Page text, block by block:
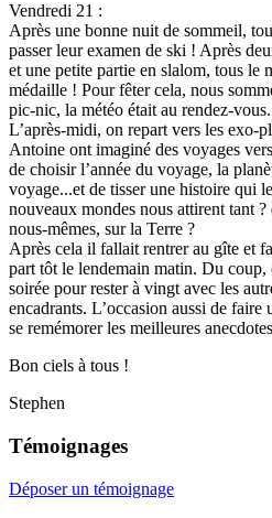
Vendredi 21 :
Après une bonne nuit de sommeil,
passer leur examen de ski ! Après
et une petite partie en slalom, tous le
médaille ! Pour fêter cela, nous
pic-nic, la météo était au rendez-vous.
L’après-midi, on repart vers les exo-
Antoine ont imaginé des voyages
de choisir l’année du voyage, la
voyage...et de tisser une histoire qui
nouveaux mondes nous attirent tant
nous-mêmes, sur la Terre ?
Après cela il fallait rentrer au gîte et
part tôt le lendemain matin. Du
soirée pour rester à vingt avec les
encadrants. L’occasion aussi de
se remémorer les meilleures
Bon ciels à tous !
Stephen
Témoignages
Déposer un témoignage